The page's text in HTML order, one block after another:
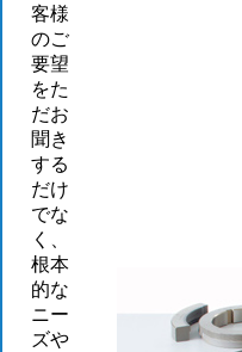
客様
のご
要望
をた
だお
聞き
する
だけ
でな
く、
根本
的な
ニー
ズや